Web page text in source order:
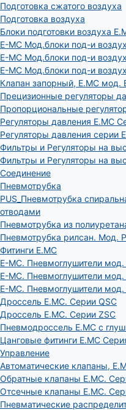
Подготовка сжатого воздуха
Подготовка воздуха
Блоки подготовки воздуха
E-MC Мод.блоки под-и
E-MC Мод.блоки под-и
E-MC Мод.блоки под-и
Клапан запорный, E.MC мод.
Прецизионные регуляторы
Пропорциональные
Регуляторы давления E.MC
Регуляторы давления серии
Фильтры и Регуляторы на
Фильтры и Регуляторы на
Соединение
Пневмотрубка
PUS_Пневмотрубка
отводами
Пневмотрубка из
Пневмотрубка рилсан. Мод.
Фитинги E.MC
E-MC. Пневмоглушители мод.
E-MC. Пневмоглушители мод.
E-MC. Пневмоглушители мод.
Дроссель E.MC. Серии QSC
Дроссель E.MC. Серии ZSC
Пневмодроссель E.MC с
Цанговые фитинги E.MC
Управление
Автоматические клапаны,
Обратные клапаны E.MC.
Отсечные клапаны E.MC.
Пневматические